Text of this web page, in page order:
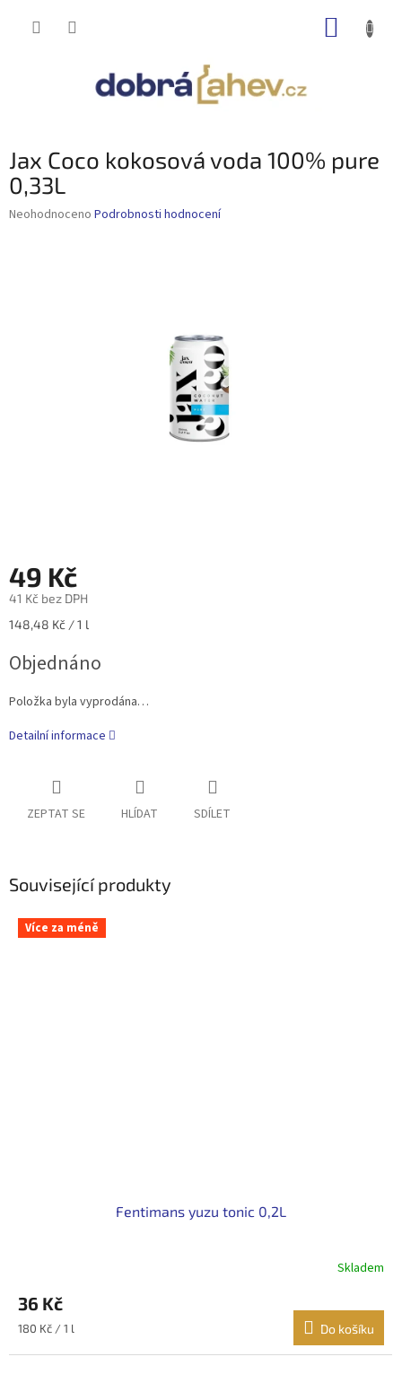
Jax Coco kokosová voda 100% pure
0,33L
Průměrné
Neohodnoceno Podrobnosti hodnocení
49 Kč
41 Kč bez DPH
Měrná
148,48 Kč / 1 l
Objednáno
Položka byla vyprodána…
Detailní informace
ZEPTAT SE HLÍDAT SDÍLET
Související produkty
Více za méně
Fentimans yuzu tonic 0,2L
Skladem
36 Kč
Měrná
180 Kč / 1 l Do košíku